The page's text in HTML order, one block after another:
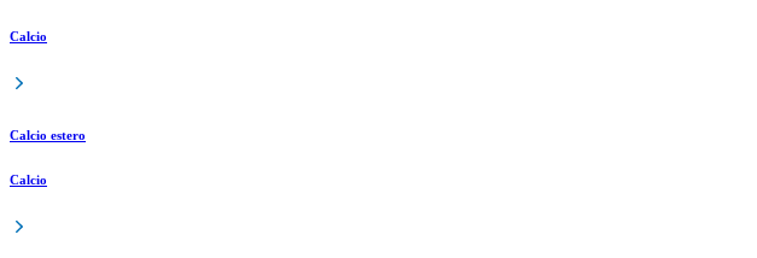
Calcio
Calcio estero
Calcio